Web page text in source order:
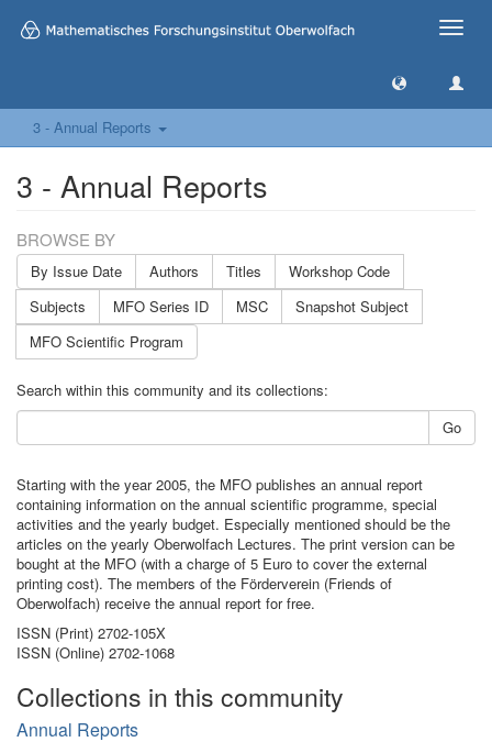
Toggle
3 - Annual Reports
3 - Annual Reports
BROWSE BY
By Issue Date Authors Titles
Workshop Code
Subjects
MFO Series ID MSC
Snapshot Subject
MFO Scientific Program
Search within this community and its collections:
Go
Starting with the year 2005, the MFO publishes an annual report
containing information on the annual scientific programme, special
activities and the yearly budget. Especially mentioned should be the
articles on the yearly Oberwolfach Lectures. The print version can be
bought at the MFO (with a charge of 5 Euro to cover the external
printing cost). The members of the Förderverein (Friends of
Oberwolfach) receive the annual report for free.
ISSN (Print) 2702-105X
ISSN (Online) 2702-1068
Collections in this community
Annual Reports